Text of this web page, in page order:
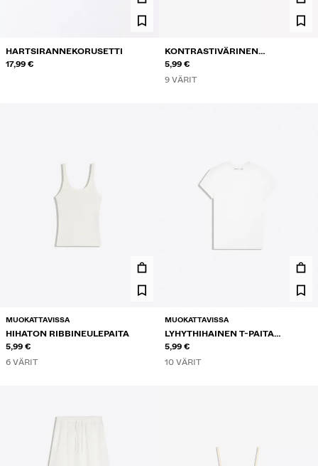
HARTSIRANNEKORUSETTI
17,99 €
KONTRASTIVÄRINEN
NARUTOPPI
5,99 €
9 VÄRIT
MUOKATTAVISSA
HIHATON RIBBINEULEPAITA
5,99 €
6 VÄRIT
MUOKATTAVISSA
LYHYTHIHAINEN T-PAITA
PYÖREÄLLÄ KAULA-AUKOLLA
5,99 €
10 VÄRIT